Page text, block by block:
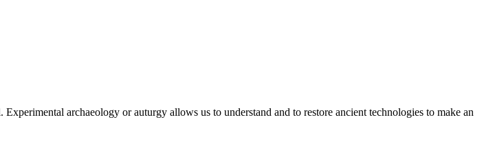
archaeology or auturgy allows us to understand and to restore ancient technologies to make an